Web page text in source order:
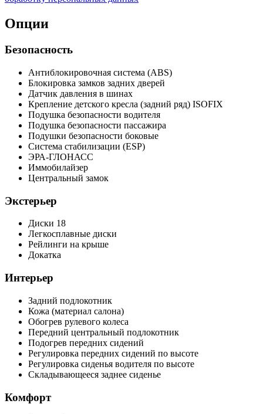
Опции
Безопасность
Антиблокировочная система (ABS)
Блокировка замков задних дверей
Датчик давления в шинах
Крепление детского кресла (задний ряд) ISOFIX
Подушка безопасности водителя
Подушка безопасности пассажира
Подушки безопасности боковые
Система стабилизации (ESP)
ЭРА-ГЛОНАСС
Иммобилайзер
Центральный замок
Экстерьер
Диски 18
Легкосплавные диски
Рейлинги на крыше
Докатка
Интерьер
Задний подлокотник
Кожа (материал салона)
Обогрев рулевого колеса
Передний центральный подлокотник
Подогрев передних сидений
Регулировка передних сидений по высоте
Регулировка сиденья водителя по высоте
Складывающееся заднее сиденье
Комфорт